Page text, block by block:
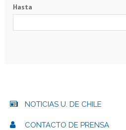
Hasta
NOTICIAS U. DE CHILE
CONTACTO DE PRENSA